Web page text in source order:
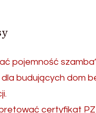
pojemność
budujących dom
certyfikat